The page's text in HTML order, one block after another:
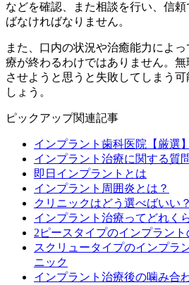
などを確認、また相談を行い、信
ばなければなりません。
また、口内の状況や治癒能力によ
療が終わるわけではありません。
させようと思うと失敗してしまう
しょう。
ピックアップ関連記事
インプラント歯科医院【厳選
インプラント治療に関する質
即日インプラントとは
インプラント周囲炎とは？
クリニックはどう選べばいい？
インプラント治療ってどれく
2ピースタイプのインプラント
スクリュータイプのインプラ
ニック
インプラント治療後の噛み合